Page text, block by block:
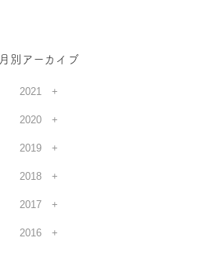
月別アーカイブ
2021
2020
2019
2018
2017
2016